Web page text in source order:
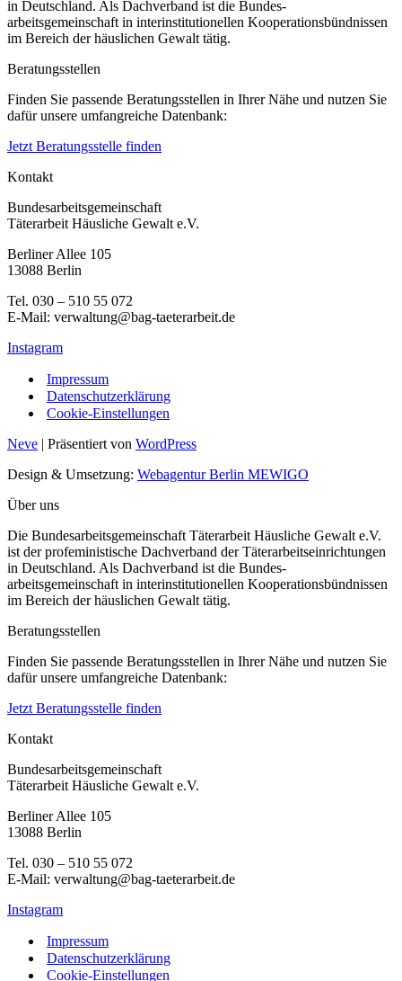
in Deutschland. Als Dachverband ist die Bundes-
arbeitsgemeinschaft in interinstitutionellen Kooperationsbündnissen
im Bereich der häuslichen Gewalt tätig.
Beratungsstellen
Finden Sie passende Beratungsstellen in Ihrer Nähe und nutzen Sie
dafür unsere umfangreiche Datenbank:
Jetzt Beratungsstelle finden
Kontakt
Bundesarbeitsgemeinschaft
Täterarbeit Häusliche Gewalt e.V.
Berliner Allee 105
13088 Berlin
Tel. 030 – 510 55 072
E-Mail: verwaltung@bag-taeterarbeit.de
Instagram
Impressum
Datenschutzerklärung
Cookie-Einstellungen
Neve | Präsentiert von WordPress
Design & Umsetzung: Webagentur Berlin MEWIGO
Über uns
Die Bundesarbeitsgemeinschaft Täterarbeit Häusliche Gewalt e.V.
ist der profeministische Dachverband der Täterarbeitseinrichtungen
in Deutschland. Als Dachverband ist die Bundes-
arbeitsgemeinschaft in interinstitutionellen Kooperationsbündnissen
im Bereich der häuslichen Gewalt tätig.
Beratungsstellen
Finden Sie passende Beratungsstellen in Ihrer Nähe und nutzen Sie
dafür unsere umfangreiche Datenbank:
Jetzt Beratungsstelle finden
Kontakt
Bundesarbeitsgemeinschaft
Täterarbeit Häusliche Gewalt e.V.
Berliner Allee 105
13088 Berlin
Tel. 030 – 510 55 072
E-Mail: verwaltung@bag-taeterarbeit.de
Instagram
Impressum
Datenschutzerklärung
Cookie-Einstellungen